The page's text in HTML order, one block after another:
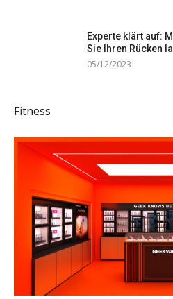
Experte klärt auf:
Sie Ihren Rücken
05/12/2023
Fitness